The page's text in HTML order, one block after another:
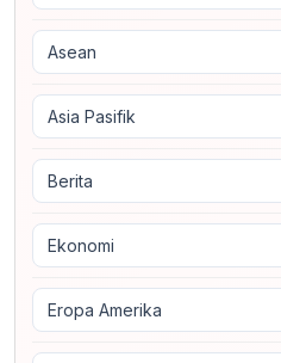
Asean
Asia Pasifik
Berita
Ekonomi
Eropa Amerika